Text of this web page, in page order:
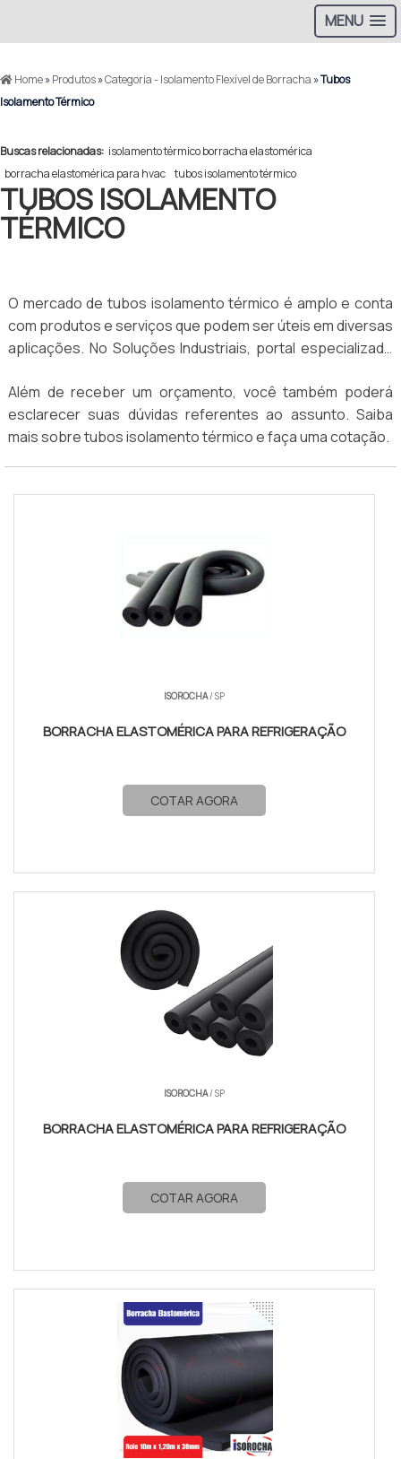
MENU
Home»Produtos»Categoria - Isolamento Flexível de Borracha »Tubos
Isolamento Térmico
Buscas relacionadas: isolamento térmico borracha elastomérica
borracha elastomérica para hvac tubos isolamento térmico
TUBOS ISOLAMENTO
TÉRMICO
O mercado de tubos isolamento térmico é amplo e conta
com produtos e serviços que podem ser úteis em diversas
aplicações. No Soluções Industriais, portal especializado
encontrar as melhores empresas que atuam nesse
segmento.
Além de receber um orçamento, você também poderá
esclarecer suas dúvidas referentes ao assunto. Saiba
mais sobre tubos isolamento térmico e faça uma cotação.
ISOROCHA/ SP
BORRACHA ELASTOMÉRICA PARA REFRIGERAÇÃO
COTAR AGORA
ISOROCHA/ SP
BORRACHA ELASTOMÉRICA PARA REFRIGERAÇÃO
COTAR AGORA